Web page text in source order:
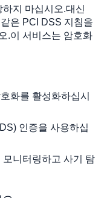
지 마십시오.대신
은 PCI DSS 지침을
.이 서비스는 암호화
화를 활성화하십시
인증을 사용하십
니터링하고 사기 탐